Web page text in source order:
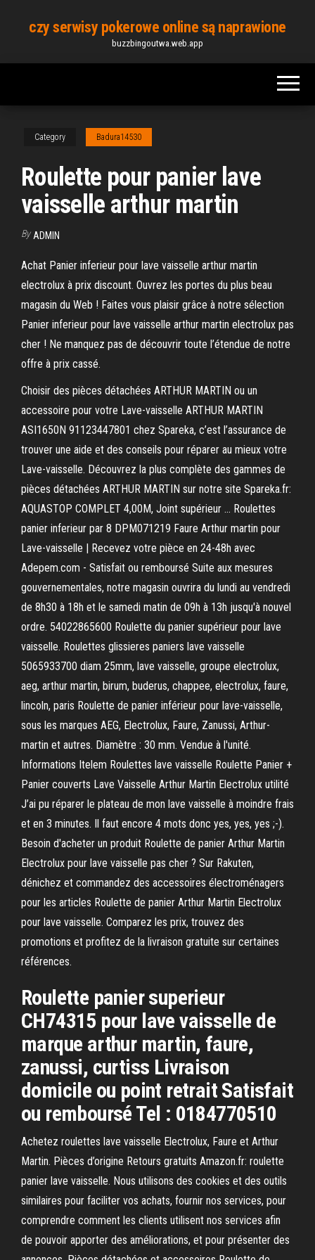
content
czy serwisy pokerowe online są naprawione
buzzbingoutwa.web.app
Category Badura14530
Roulette pour panier lave
vaisselle arthur martin
By ADMIN
Achat Panier inferieur pour lave vaisselle arthur martin
electrolux à prix discount. Ouvrez les portes du plus beau
magasin du Web ! Faites vous plaisir grâce à notre sélection
Panier inferieur pour lave vaisselle arthur martin electrolux pas
cher ! Ne manquez pas de découvrir toute l’étendue de notre
offre à prix cassé.
Choisir des pièces détachées ARTHUR MARTIN ou un
accessoire pour votre Lave-vaisselle ARTHUR MARTIN
ASI1650N 91123447801 chez Spareka, c’est l’assurance de
trouver une aide et des conseils pour réparer au mieux votre
Lave-vaisselle. Découvrez la plus complète des gammes de
pièces détachées ARTHUR MARTIN sur notre site Spareka.fr:
AQUASTOP COMPLET 4,00M, Joint supérieur … Roulettes
panier inferieur par 8 DPM071219 Faure Arthur martin pour
Lave-vaisselle | Recevez votre pièce en 24-48h avec
Adepem.com - Satisfait ou remboursé Suite aux mesures
gouvernementales, notre magasin ouvrira du lundi au vendredi
de 8h30 à 18h et le samedi matin de 09h à 13h jusqu'à nouvel
ordre. 54022865600 Roulette du panier supérieur pour lave
vaisselle. Roulettes glissieres paniers lave vaisselle
5065933700 diam 25mm, lave vaisselle, groupe electrolux,
aeg, arthur martin, birum, buderus, chappee, electrolux, faure,
lincoln, paris Roulette de panier inférieur pour lave-vaisselle,
sous les marques AEG, Electrolux, Faure, Zanussi, Arthur-
martin et autres. Diamètre : 30 mm. Vendue à l'unité.
Informations Itelem Roulettes lave vaisselle Roulette Panier +
Panier couverts Lave Vaisselle Arthur Martin Electrolux utilité
J’ai pu réparer le plateau de mon lave vaisselle à moindre frais
et en 3 minutes. Il faut encore 4 mots donc yes, yes, yes ;-).
Besoin d'acheter un produit Roulette de panier Arthur Martin
Electrolux pour lave vaisselle pas cher ? Sur Rakuten,
dénichez et commandez des accessoires électroménagers
pour les articles Roulette de panier Arthur Martin Electrolux
pour lave vaisselle. Comparez les prix, trouvez des
promotions et profitez de la livraison gratuite sur certaines
références.
Roulette panier superieur
CH74315 pour lave vaisselle de
marque arthur martin, faure,
zanussi, curtiss Livraison
domicile ou point retrait Satisfait
ou remboursé Tel : 0184770510
Achetez roulettes lave vaisselle Electrolux, Faure et Arthur
Martin. Pièces d’origine Retours gratuits Amazon.fr: roulette
panier lave vaisselle. Nous utilisons des cookies et des outils
similaires pour faciliter vos achats, fournir nos services, pour
comprendre comment les clients utilisent nos services afin
de pouvoir apporter des améliorations, et pour présenter des